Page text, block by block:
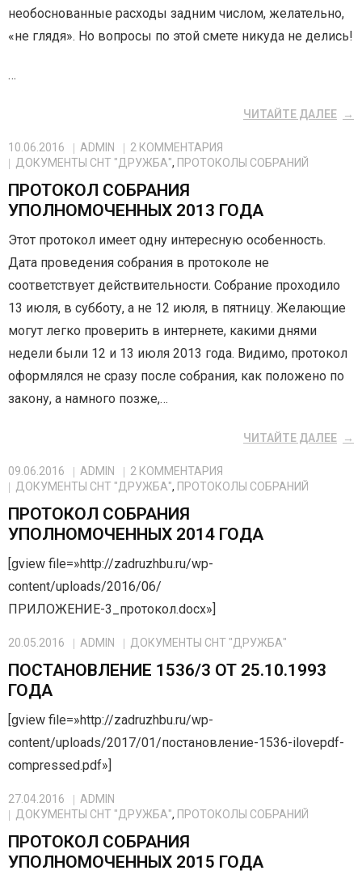
необоснованные расходы задним числом, желательно,
«не глядя». Но вопросы по этой смете никуда не делись!
…
ЧИТАЙТЕ ДАЛЕЕ
10.06.2016 ADMIN 2 КОММЕНТАРИЯ
ДОКУМЕНТЫ СНТ "ДРУЖБА", ПРОТОКОЛЫ СОБРАНИЙ
ПРОТОКОЛ СОБРАНИЯ
УПОЛНОМОЧЕННЫХ 2013 ГОДА
Этот протокол имеет одну интересную особенность.
Дата проведения собрания в протоколе не
соответствует действительности. Собрание проходило
13 июля, в субботу, а не 12 июля, в пятницу. Желающие
могут легко проверить в интернете, какими днями
недели были 12 и 13 июля 2013 года. Видимо, протокол
оформлялся не сразу после собрания, как положено по
закону, а намного позже,…
ЧИТАЙТЕ ДАЛЕЕ
09.06.2016 ADMIN 2 КОММЕНТАРИЯ
ДОКУМЕНТЫ СНТ "ДРУЖБА", ПРОТОКОЛЫ СОБРАНИЙ
ПРОТОКОЛ СОБРАНИЯ
УПОЛНОМОЧЕННЫХ 2014 ГОДА
[gview file=»http://zadruzhbu.ru/wp-
content/uploads/2016/06/
ПРИЛОЖЕНИЕ-3_протокол.docx»]
20.05.2016 ADMIN ДОКУМЕНТЫ СНТ "ДРУЖБА"
ПОСТАНОВЛЕНИЕ 1536/3 ОТ 25.10.1993
ГОДА
[gview file=»http://zadruzhbu.ru/wp-
content/uploads/2017/01/постановление-1536-ilovepdf-
compressed.pdf»]
27.04.2016
ADMIN
ДОКУМЕНТЫ СНТ "ДРУЖБА", ПРОТОКОЛЫ СОБРАНИЙ
ПРОТОКОЛ СОБРАНИЯ
УПОЛНОМОЧЕННЫХ 2015 ГОДА